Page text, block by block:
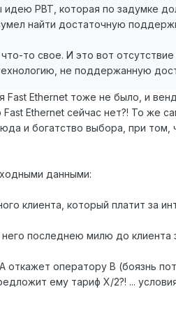
PBT, которая по задумке
найти достаточную
то свое. И это вот
не поддержанную
Ethernet тоже не было, и
Ethernet сейчас нет?! То же
и богатство выбора, при
данными:
клиента, который платит
последнею милю до
откажет оператору B (боязнь
ему тариф X/2?! ...